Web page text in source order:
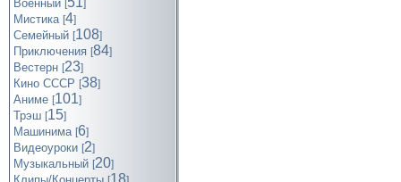
Военный [ ]
Мистика [4]
Семейный [108]
Приключения [84]
Вестерн [23]
Кино СССР [38]
Аниме [101]
Трэш [15]
Машинима [6]
Видеоуроки [2]
Музыкальный [20]
18